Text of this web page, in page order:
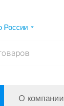
России
О компании